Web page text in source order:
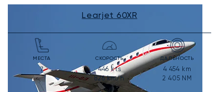
Learjet 60XR
МЕСТА
7
СКОРОСТЬ
446 kts
826km/h
ДАЛЬНОСТЬ
4 454 km
2 405 NM